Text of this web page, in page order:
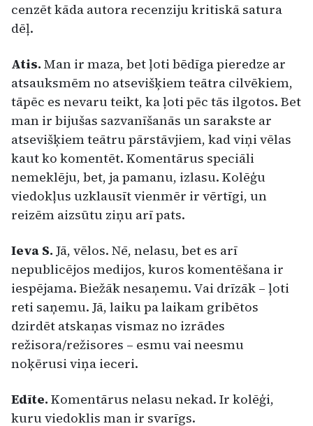
cenzēt kāda autora recenziju kritiskā satura
dēļ.
Atis. Man ir maza, bet ļoti bēdīga pieredze ar
atsauksmēm no atsevišķiem teātra cilvēkiem,
tāpēc es nevaru teikt, ka ļoti pēc tās ilgotos. Bet
man ir bijušas sazvanīšanās un sarakste ar
atsevišķiem teātru pārstāvjiem, kad viņi vēlas
kaut ko komentēt. Komentārus speciāli
nemeklēju, bet, ja pamanu, izlasu. Kolēģu
viedokļus uzklausīt vienmēr ir vērtīgi, un
reizēm aizsūtu ziņu arī pats.
Ieva S. Jā, vēlos. Nē, nelasu, bet es arī
nepublicējos medijos, kuros komentēšana ir
iespējama. Biežāk nesaņemu. Vai drīzāk – ļoti
reti saņemu. Jā, laiku pa laikam gribētos
dzirdēt atskaņas vismaz no izrādes
režisora/režisores – esmu vai neesmu
noķērusi viņa ieceri.
Edīte. Komentārus nelasu nekad. Ir kolēģi,
kuru viedoklis man ir svarīgs.